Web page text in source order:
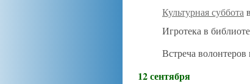
Культурная суббота
Игротека в
Встреча волонтеров
12 сентября